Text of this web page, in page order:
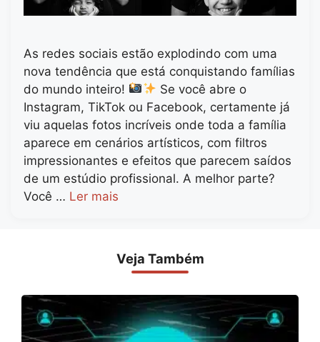
As redes sociais estão explodindo com uma
nova tendência que está conquistando famílias
do mundo inteiro!
Se você abre o
Instagram, TikTok ou Facebook, certamente já
viu aquelas fotos incríveis onde toda a família
aparece em cenários artísticos, com filtros
impressionantes e efeitos que parecem saídos
de um estúdio profissional. A melhor parte?
Você … Ler mais
Veja Também